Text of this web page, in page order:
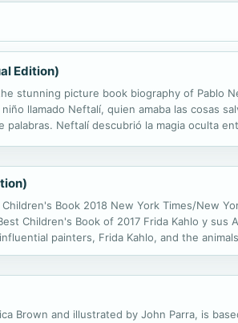
Edition)
stunning picture book biography of Pablo
llamado Neftalí, quien amaba las cosas
Neftalí descubrió la magia oculta
Book 2018 New York Times/New
Children's Book of 2017 Frida Kahlo y
painters, Frida Kahlo, and the
two turkeys, an eagle, a black cat, and a
Brown and illustrated by John Parra, is